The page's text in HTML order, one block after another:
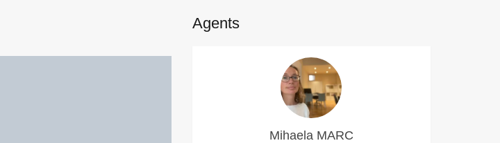
Agents
Mihaela MARC